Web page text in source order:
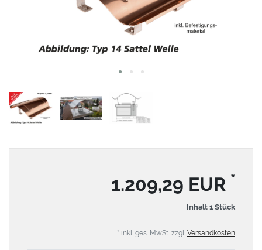
1.209,29 EUR *
Inhalt 1 Stück
* inkl. ges. MwSt. zzgl. Versandkosten